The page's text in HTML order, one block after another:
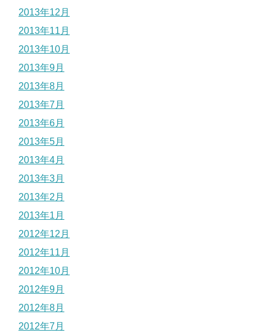
2013年12月
2013年11月
2013年10月
2013年9月
2013年8月
2013年7月
2013年6月
2013年5月
2013年4月
2013年3月
2013年2月
2013年1月
2012年12月
2012年11月
2012年10月
2012年9月
2012年8月
2012年7月